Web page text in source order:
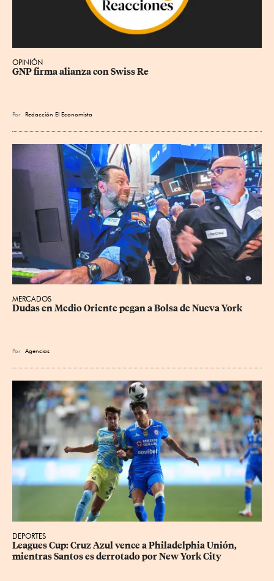
OPINIÓN
GNP firma alianza con Swiss Re
Por Redacción El Economista
MERCADOS
Dudas en Medio Oriente pegan a Bolsa de Nueva York
Por Agencias
DEPORTES
Leagues Cup: Cruz Azul vence a Philadelphia Unión,
mientras Santos es derrotado por New York City